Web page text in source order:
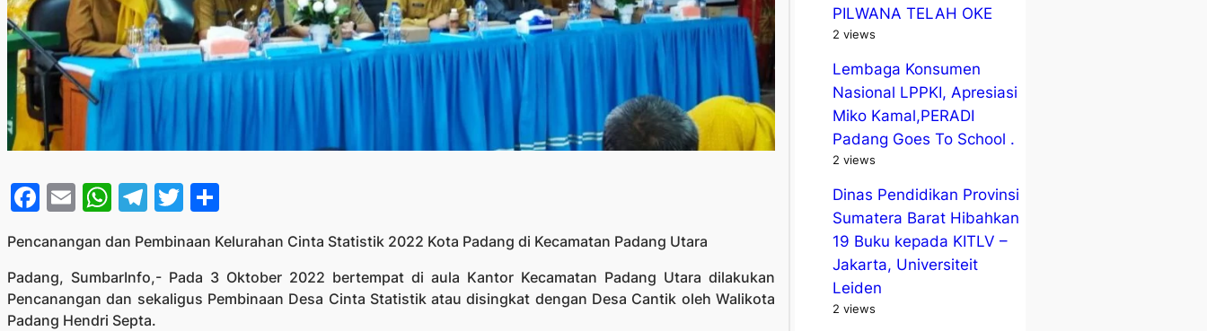
Facebook
EmailWhatsApp
Telegram
Twitter
Pencanangan dan Pembinaan Kelurahan Cinta Statistik 2022 Kota Padang di Kecamatan Padang Utara
Padang, SumbarInfo,- Pada 3 Oktober 2022 bertempat di aula Kantor Kecamatan Padang Utara dilakukan
Pencanangan dan sekaligus Pembinaan Desa Cinta Statistik atau disingkat dengan Desa Cantik oleh Walikota
Padang Hendri Septa.
PILWANA TELAH OKE
2 views
Lembaga Konsumen
Nasional LPPKI, Apresiasi
Miko Kamal,PERADI
Padang Goes To School .
2 views
Dinas Pendidikan Provinsi
Sumatera Barat Hibahkan
19 Buku kepada KITLV –
Jakarta, Universiteit
Leiden
2 views